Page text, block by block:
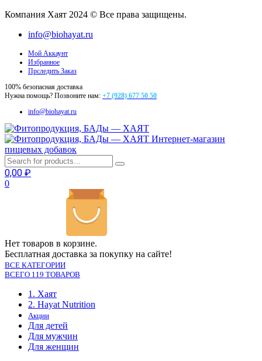
Компания Хаят 2024 © Все права защищены.
info@biohayat.ru
Мой Аккаунт
Избранное
Прследить Заказ
100% безопасная доставка
Нужна помощь? Позвоните нам: +7 (928) 677 50 50
info@biohayat.ru
Интернет-магазин
пищевых добавок
0,00 ₽
0
Нет товаров в корзине.
Бесплатная доставка за покупку на сайте!
ВСЕ КАТЕГОРИИ
ВСЕГО 119 ТОВАРОВ
1. Хаят
2. Hayat Nutrition
Акции
Для детей
Для мужчин
Для женщин